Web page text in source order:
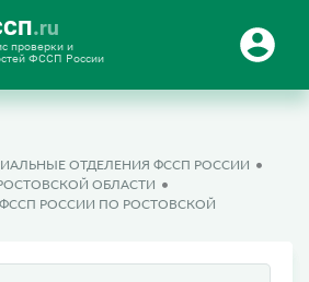
.ru
проверки и
ФССП России
ОТДЕЛЕНИЯ ФССП РОССИИ
ОБЛАСТИ
РОССИИ ПО РОСТОВСКОЙ